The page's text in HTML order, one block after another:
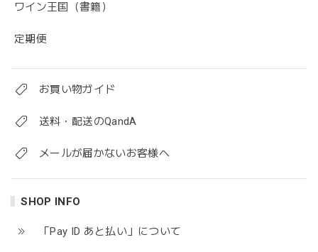
ワイン王国（書籍）
定期便
お買い物ガイド
送料・配送のQandA
メールが届かないお客様へ
SHOP INFO
「Pay ID あと払い」について